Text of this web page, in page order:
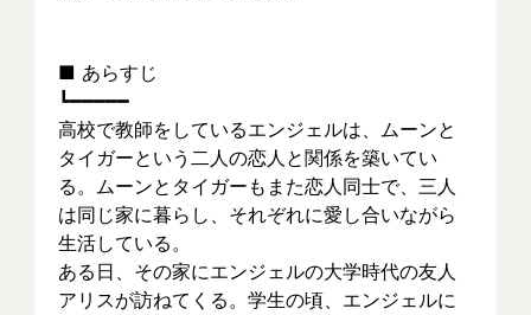
■ あらすじ
┗━━━━━
高校で教師をしているエンジェルは、ムーンと
タイガーという二人の恋人と関係を築いてい
る。ムーンとタイガーもまた恋人同士で、三人
は同じ家に暮らし、それぞれに愛し合いながら
生活している。
ある日、その家にエンジェルの大学時代の友人
アリスが訪ねてくる。学生の頃、エンジェルに